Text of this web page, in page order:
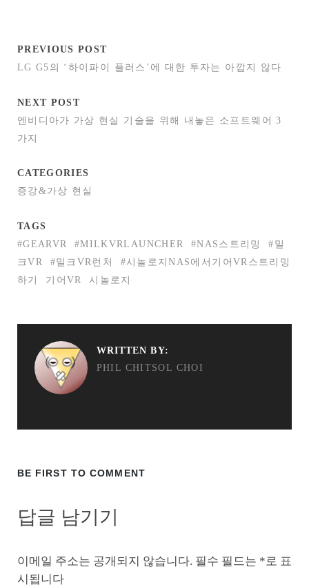
PREVIOUS POST
LG G5의 ‘하이파이 플러스’에 대한 투자는 아깝지 않다
NEXT POST
엔비디아가 가상 현실 기술을 위해 내놓은 소프트웨어 3
가지
CATEGORIES
증강&가상 현실
TAGS
#GEARVR
#MILKVRLAUNCHER #NAS스트리밍
#밀
크VR
#밀크VR런처
#시놀로지NAS에서기어VR스트리밍
하기
기어VR 시놀로지
WRITTEN BY:
PHIL CHITSOL CHOI
BE FIRST TO COMMENT
답글 남기기
이메일 주소는 공개되지 않습니다. 필수 필드는 *로 표
시됩니다